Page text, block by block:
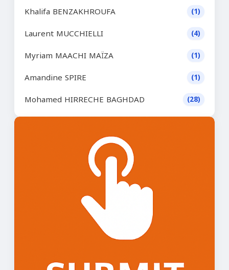
Khalifa BENZAKHROUFA (1)
Laurent MUCCHIELLI (4)
Myriam MAACHI MAÏZA (1)
Amandine SPIRE (1)
Mohamed HIRRECHE BAGHDAD (28)